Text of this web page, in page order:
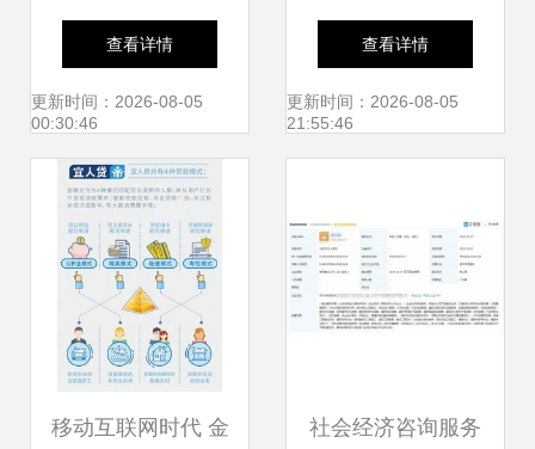
济咨询服务行业 赋
能高质量发展的破
局之年
查看详情
更新时间：2026-08-05
00:30:46
务求取得2017年经
济社会发展新成效
查看详情
更新时间：2026-08-05
21:55:46
移动互联网时代 金 社会经济咨询服务